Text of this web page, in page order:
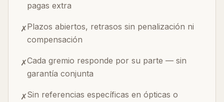
pagas extra
✗Plazos abiertos, retrasos sin penalización ni
compensación
✗Cada gremio responde por su parte — sin
garantía conjunta
✗Sin referencias específicas en ópticas o